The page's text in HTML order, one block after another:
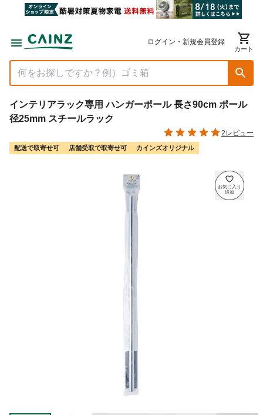
ログイン・新規会員登録
カート
インテリアラック専用 ハンガーポール 長さ90cm ポール
径25mm スチールラック
2レビュー
配送で取寄せ可 店舗受取で取寄せ可 カインズオリジナル